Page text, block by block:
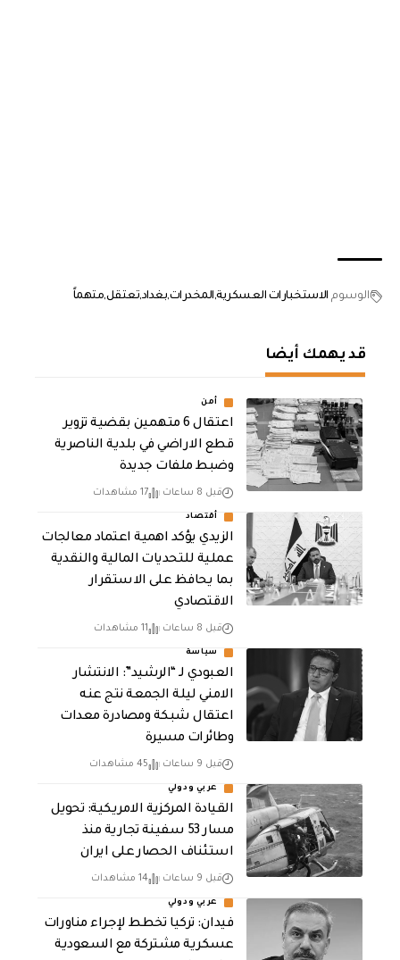
الوسوم الاستخبارات العسكرية المخدراتبغدادتعتقلمتهماً
قد يهمك أيضا
أمن
اعتقال 6 متهمين بقضية تزوير
قطع الاراضي في بلدية الناصرية
وضبط ملفات جديدة
قبل 8 ساعات 17 مشاهدات
أقتصاد
الزيدي يؤكد اهمية اعتماد معالجات
عملية للتحديات المالية والنقدية
بما يحافظ على الاستقرار
الاقتصادي
قبل 8 ساعات 11 مشاهدات
سياسة
العبودي لـ “الرشيد”: الانتشار
الامني ليلة الجمعة نتج عنه
اعتقال شبكة ومصادرة معدات
وطائرات مسيرة
قبل 9 ساعات 45 مشاهدات
عربي ودولي
القيادة المركزية الامريكية: تحويل
مسار 53 سفينة تجارية منذ
استئناف الحصار على ايران
قبل 9 ساعات 14 مشاهدات
عربي ودولي
فيدان: تركيا تخطط لإجراء مناورات
عسكرية مشتركة مع السعودية